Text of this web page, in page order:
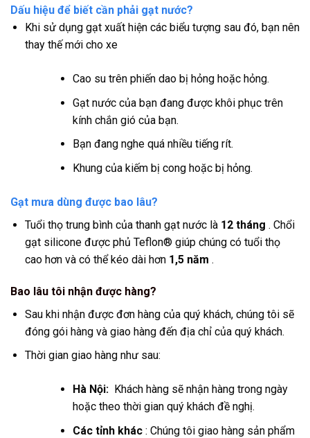
Dấu hiệu để biết cần phải gạt nước?
Khi sử dụng gạt xuất hiện các biểu tượng sau đó, bạn nên
thay thế mới cho xe
Cao su trên phiến dao bị hỏng hoặc hỏng.
Gạt nước của bạn đang được khôi phục trên
kính chắn gió của bạn.
Bạn đang nghe quá nhiều tiếng rít.
Khung của kiếm bị cong hoặc bị hỏng.
Gạt mưa dùng được bao lâu?
Tuổi thọ trung bình của thanh gạt nước là 12 tháng . Chổi
gạt silicone được phủ Teflon® giúp chúng có tuổi thọ
cao hơn và có thể kéo dài hơn 1,5 năm .
Bao lâu tôi nhận được hàng?
Sau khi nhận được đơn hàng của quý khách, chúng tôi sẽ
đóng gói hàng và giao hàng đến địa chỉ của quý khách.
Thời gian giao hàng như sau:
Hà Nội:Khách hàng sẽ nhận hàng trong ngày
hoặc theo thời gian quý khách đề nghị.
Các tỉnh khác: Chúng tôi giao hàng sản phẩm